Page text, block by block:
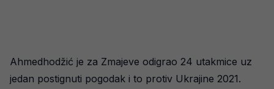
Ahmedhodžić je za Zmajeve odigrao 24 utakmice uz
jedan postignuti pogodak i to protiv Ukrajine 2021.